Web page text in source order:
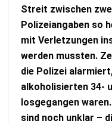
Streit zwischen
Polizeiangaben so
mit Verletzungen
werden mussten.
die Polizei
alkoholisierten 34-
losgegangen
sind noch unklar –